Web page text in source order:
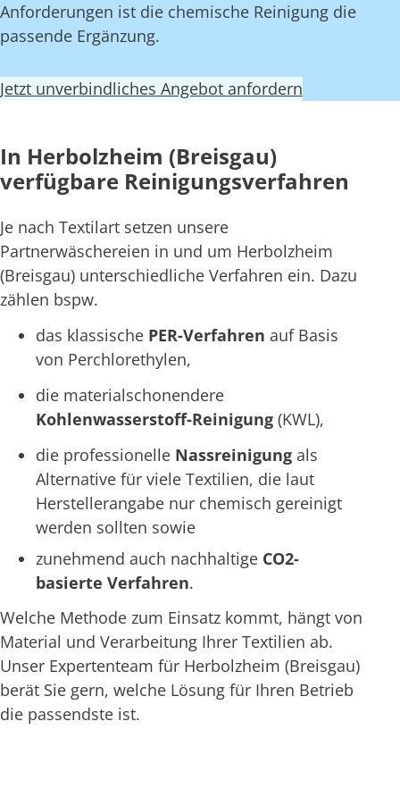
Anforderungen ist die chemische Reinigung die
passende Ergänzung.
Jetzt unverbindliches Angebot anfordern
In Herbolzheim (Breisgau)
verfügbare Reinigungsverfahren
Je nach Textilart setzen unsere
Partnerwäschereien in und um Herbolzheim
(Breisgau) unterschiedliche Verfahren ein. Dazu
zählen bspw.
das klassische PER-Verfahren auf Basis
von Perchlorethylen,
die materialschonendere
Kohlenwasserstoff-Reinigung (KWL),
die professionelle Nassreinigung als
Alternative für viele Textilien, die laut
Herstellerangabe nur chemisch gereinigt
werden sollten sowie
zunehmend auch nachhaltige CO2-
basierte Verfahren.
Welche Methode zum Einsatz kommt, hängt von
Material und Verarbeitung Ihrer Textilien ab.
Unser Expertenteam für Herbolzheim (Breisgau)
berät Sie gern, welche Lösung für Ihren Betrieb
die passendste ist.